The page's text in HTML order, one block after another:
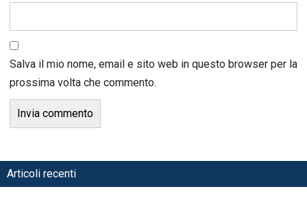
Salva il mio nome, email e sito web in questo browser per la
prossima volta che commento.
Articoli recenti